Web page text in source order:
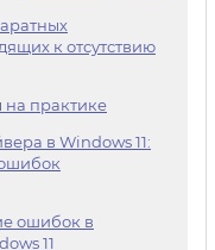
к отсутствию
практике
в Windows 11:
ошибок в
11